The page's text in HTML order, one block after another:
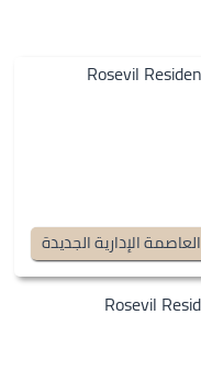
العاصمة الإدارية الجديدة